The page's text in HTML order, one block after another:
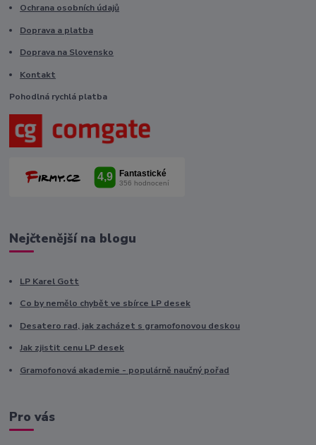
Ochrana osobních údajů
Doprava a platba
Doprava na Slovensko
Kontakt
Pohodlná rychlá platba
Nejčtenější na blogu
LP Karel Gott
Co by nemělo chybět ve sbírce LP desek
Desatero rad, jak zacházet s gramofonovou deskou
Jak zjistit cenu LP desek
Gramofonová akademie - populárně naučný pořad
Pro vás